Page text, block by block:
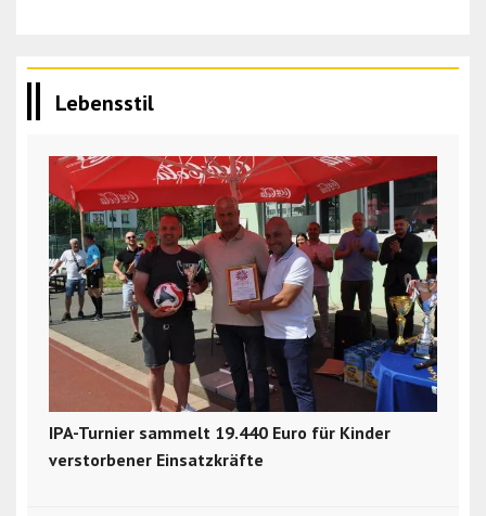
Lebensstil
IPA-Turnier sammelt 19.440 Euro für Kinder
verstorbener Einsatzkräfte